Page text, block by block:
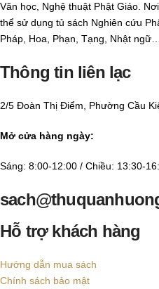
Văn học, Nghệ thuật Phật Giáo.
thể sử dụng tủ sách Nghiên cứu
Pháp, Hoa, Phạn, Tạng, Nhật
Thông tin liên lạc
2/5 Đoàn Thị Điểm, Phường Cầu
Mở cửa hàng ngày:
Sáng: 8:00-12:00 / Chiều: 13:30-
Hỗ trợ khách hàng
Hướng dẫn mua sách
Chính sách bảo mật